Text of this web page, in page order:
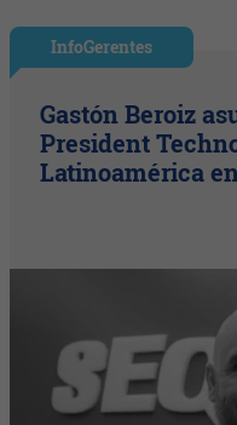
InfoGerentes
Gastón Beroiz
President
Latinoamérica